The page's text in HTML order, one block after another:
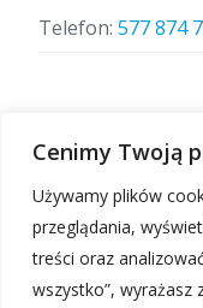
Cenimy Twoją
Używamy plików
przeglądania,
treści oraz
wszystko”, wyrażasz
Telefon: 577 874